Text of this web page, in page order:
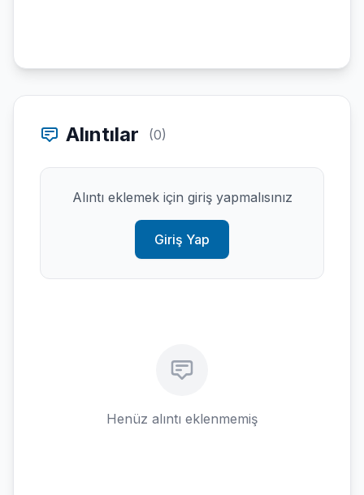
Alıntılar (0)
Alıntı eklemek için giriş yapmalısınız
Giriş Yap
Henüz alıntı eklenmemiş